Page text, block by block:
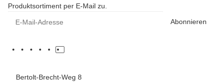
Produktsortiment per E-Mail zu.
Abonnieren
Bertolt-Brecht-Weg 8